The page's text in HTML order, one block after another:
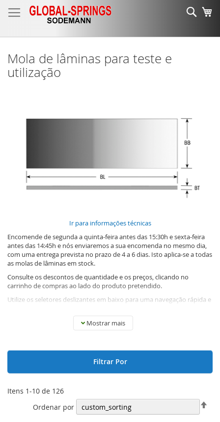
para
Mola de lâminas para teste e
utilização
Ir para informações técnicas
Encomende de segunda a quinta-feira antes das 15:30h e sexta-feira
antes das 14:45h e nós enviaremos a sua encomenda no mesmo dia,
com uma entrega prevista no prazo de 4 a 6 dias. Isto aplica-se a todas
as molas de lâminas em stock.
Consulte os descontos de quantidade e os preços, clicando no
carrinho de compras ao lado do produto pretendido.
Utilize os seletores deslizantes em baixo para uma navegação rápida e
A mola de lâminas é uma peça plana de aço para molas, que pode ser
moldada em todas as versões possíveis. A nossa gama de molas de
está dividido em diferentes larguras e espessuras, de modo a permitir
encomendar diferentes dimensões para ensaios, etc. A gama completa
tem o mesmo comprimento de 100 mm. Podemos fornecer
comprimentos até 300 mm, por encomenda especial.
Se tiver uma mola de lâminas para a qual gostaria de receber uma
oferta, por favor envie um protótipo ou faça um desenho com
objetivos adequados.
Mostrar mais
Filtrar Por
Itens 1-10 de 126
Ordenar por